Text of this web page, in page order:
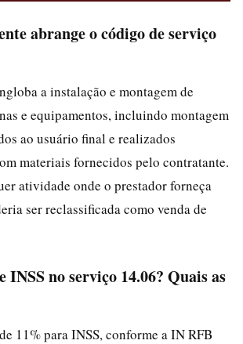
abrange o código de serviço
a instalação e montagem de
e equipamentos, incluindo montagem
ao usuário final e realizados
materiais fornecidos pelo contratante.
atividade onde o prestador forneça
ser reclassificada como venda de
INSS no serviço 14.06? Quais as
11% para INSS, conforme a IN RFB